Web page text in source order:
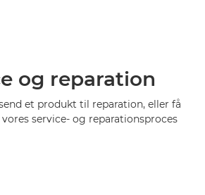
og reparation
et produkt til reparation, eller få
service- og reparationsproces